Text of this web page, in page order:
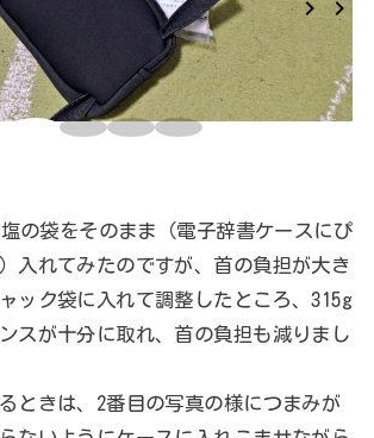
の袋をそのまま（電子辞書ケースにぴ
入れてみたのですが、首の負担が大き
ック袋に入れて調整したところ、315g
スが十分に取れ、首の負担も減りまし
ときは、2番目の写真の様につまみが